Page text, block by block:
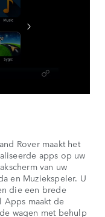
Rover maakt het
apps op uw
van uw
en Muziekspeler. U
die een brede
Apps maakt de
wagen met behulp